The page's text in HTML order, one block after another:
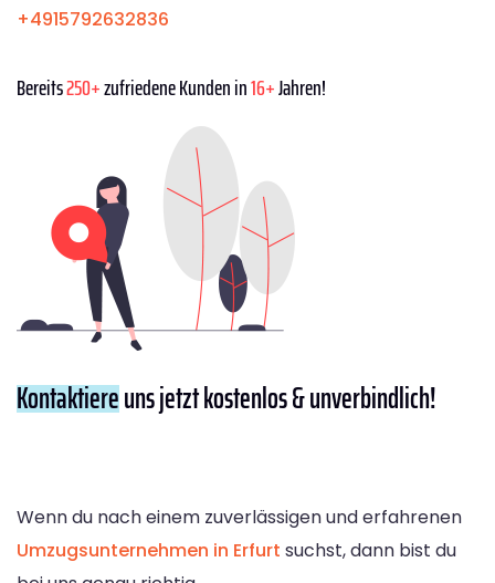
+4915792632836
Bereits250+zufriedene Kunden in16+Jahren!
Kontaktiereuns jetzt kostenlos & unverbindlich!
Wenn du nach einem zuverlässigen und erfahrenen
Umzugsunternehmen in Erfurt suchst, dann bist du